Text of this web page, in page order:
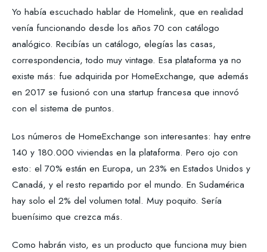
Yo había escuchado hablar de Homelink, que en realidad
venía funcionando desde los años 70 con catálogo
analógico. Recibías un catálogo, elegías las casas,
correspondencia, todo muy vintage. Esa plataforma ya no
existe más: fue adquirida por HomeExchange, que además
en 2017 se fusionó con una startup francesa que innovó
con el sistema de puntos.
Los números de HomeExchange son interesantes: hay entre
140 y 180.000 viviendas en la plataforma. Pero ojo con
esto: el 70% están en Europa, un 23% en Estados Unidos y
Canadá, y el resto repartido por el mundo. En Sudamérica
hay solo el 2% del volumen total. Muy poquito. Sería
buenísimo que crezca más.
Como habrán visto, es un producto que funciona muy bien